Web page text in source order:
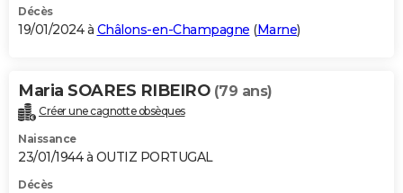
BONS PLANS
Carte de Noël
Carte Bonne année
Carte Saint-Valentin
Carte Pâques
Carte d'anniversaire
DICTIONNAIRE
Dictionnaire
Biographies
Citations
Expressions
Proverbes
PROGRAMME TV
Décès
19/01/2024 à Châlons-en-Champagne (Marne)
Maria SOARES RIBEIRO (79 ans)
Créer une cagnotte obsèques
Naissance
23/01/1944 à OUTIZ PORTUGAL
Décès